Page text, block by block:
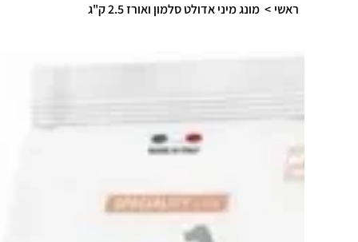
ראשי > מונג מיני אדולט סלמון ואורז 2.5 ק"ג